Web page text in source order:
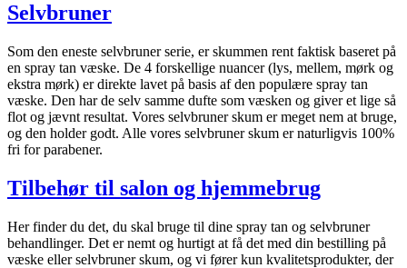
Selvbruner
Som den eneste selvbruner serie, er skummen rent faktisk baseret på
en spray tan væske. De 4 forskellige nuancer (lys, mellem, mørk og
ekstra mørk) er direkte lavet på basis af den populære spray tan
væske. Den har de selv samme dufte som væsken og giver et lige så
flot og jævnt resultat. Vores selvbruner skum er meget nem at bruge,
og den holder godt. Alle vores selvbruner skum er naturligvis 100%
fri for parabener.
Tilbehør til salon og hjemmebrug
Her finder du det, du skal bruge til dine spray tan og selvbruner
behandlinger. Det er nemt og hurtigt at få det med din bestilling på
væske eller selvbruner skum, og vi fører kun kvalitetsprodukter, der